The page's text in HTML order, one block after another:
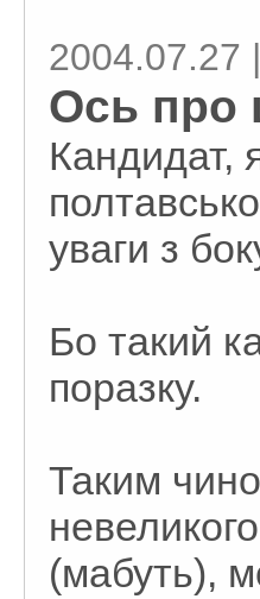
2004.07.27
Ось про
Кандидат,
уваги з
Бо такий
поразку.
Таким
(мабуть),